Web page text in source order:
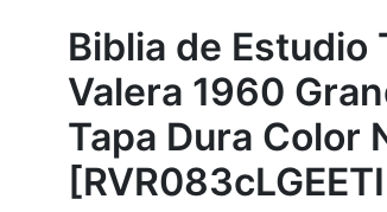
Biblia de Estudio
Valera 1960
Tapa Dura Color